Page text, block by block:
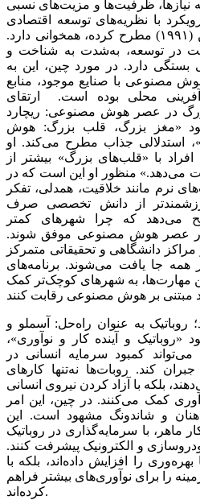
نیازها، ظرفیت‌‌‌ها و مزیت‌‌‌های نسبی
با نظریه‌‌‌های توسعه اقتصادی
منطقه‌‌‌ای، مانند آنچه کروگمن (۱۹۹۱) مطرح کرده، همخوانی دارد.
در توسعه، به‌شدت به شناخت و
دارد. در مورد چین، این به
مصنوعی با صنایع موجود، منابع
محلی بوده است. ارتقای
در عصر هوش مصنوعی: ریچارد
کتاب خود «مغز بزرگ، قلب بزرگ: هوش
استدلالی جذاب مطرح می‌کند. او
با «قلب‌‌‌های بزرگ» بیشتر از
می‌دهد.» منظور او این است که در
مانند خلاقیت، همدلی، تفکر
از دانش تخصصی صرف
می‌دهد که چرا شهرهای کمتر
در عصر هوش مصنوعی موفق شوند.
دانشگاهی و تحقیقاتی متمرکز
همه جا یافت می‌‌‌شوند. برنامه‌‌‌های
مهارت‌‌‌ها، به شهرهای کوچک‌تر کمک
روباتیک به عنوان راه‌‌‌حل: آسملو و
مقاله خود «روباتیک و آینده کار و نوآوری»،
می‌‌‌تواند کمبود سرمایه انسانی در
کند. روبات‌‌‌ها نه‌تنها کارهای
بلکه با آزاد کردن نیروی انسانی
کمک می‌کنند. در چین، این امر
هنان و شاندونگ مشهود است. این
ماهر، با سرمایه‌گذاری در روباتیک
و الکترونیک پیشرفت کنند.
را افزایش داده‌‌‌اند، بلکه با
را برای نوآوری‌‌‌های بیشتر فراهم
کرده‌‌‌اند.